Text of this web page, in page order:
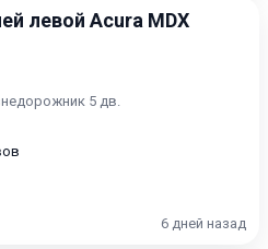
левой Acura MDX
5 дв.
6 дней назад